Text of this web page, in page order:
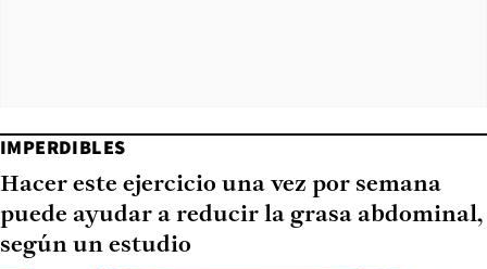
IMPERDIBLES
Hacer este ejercicio una vez por semana
puede ayudar a reducir la grasa abdominal,
según un estudio